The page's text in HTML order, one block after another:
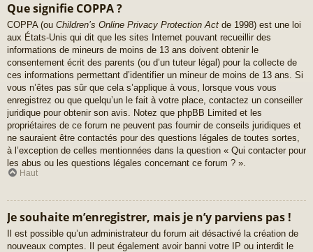
Que signifie COPPA ?
COPPA (ou Children’s Online Privacy Protection Act de 1998) est une loi
aux États-Unis qui dit que les sites Internet pouvant recueillir des
informations de mineurs de moins de 13 ans doivent obtenir le
consentement écrit des parents (ou d’un tuteur légal) pour la collecte de
ces informations permettant d’identifier un mineur de moins de 13 ans. Si
vous n’êtes pas sûr que cela s’applique à vous, lorsque vous vous
enregistrez ou que quelqu’un le fait à votre place, contactez un conseiller
juridique pour obtenir son avis. Notez que phpBB Limited et les
propriétaires de ce forum ne peuvent pas fournir de conseils juridiques et
ne sauraient être contactés pour des questions légales de toutes sortes,
à l’exception de celles mentionnées dans la question « Qui contacter pour
les abus ou les questions légales concernant ce forum ? ».
Haut
Je souhaite m’enregistrer, mais je n’y parviens pas !
Il est possible qu’un administrateur du forum ait désactivé la création de
nouveaux comptes. Il peut également avoir banni votre IP ou interdit le